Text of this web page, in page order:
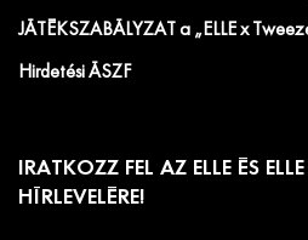
JÁTÉKSZABÁLYZAT a „ELLE x
Hirdetési ÁSZF
IRATKOZZ FEL AZ ELLE ÉS
HÍRLEVELÉRE!